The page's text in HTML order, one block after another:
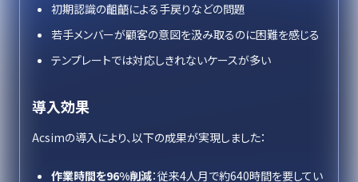
初期認識の齟齬による手戻りなどの問題
若手メンバーが顧客の意図を汲み取るのに困難を感じる
テンプレートでは対応しきれないケースが多い
導入効果
Acsimの導入により、以下の成果が実現しました：
作業時間を96%削減：従来4人月で約640時間を要してい